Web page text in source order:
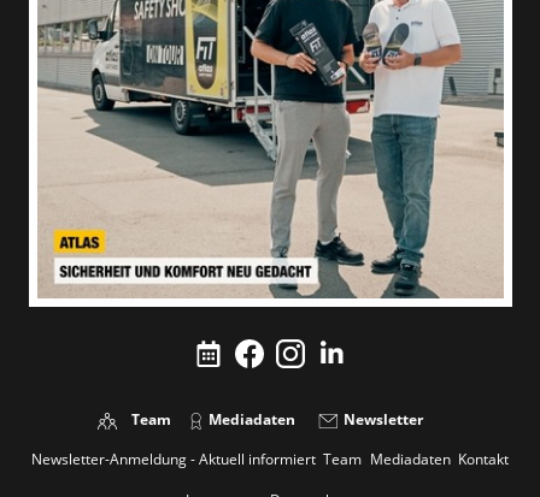
Team Mediadaten
Newsletter
Newsletter-Anmeldung - Aktuell informiert Team Mediadaten Kontakt